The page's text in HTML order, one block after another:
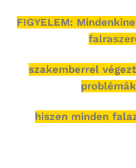
FIGYELEM:
szakemberrel
hiszen minden